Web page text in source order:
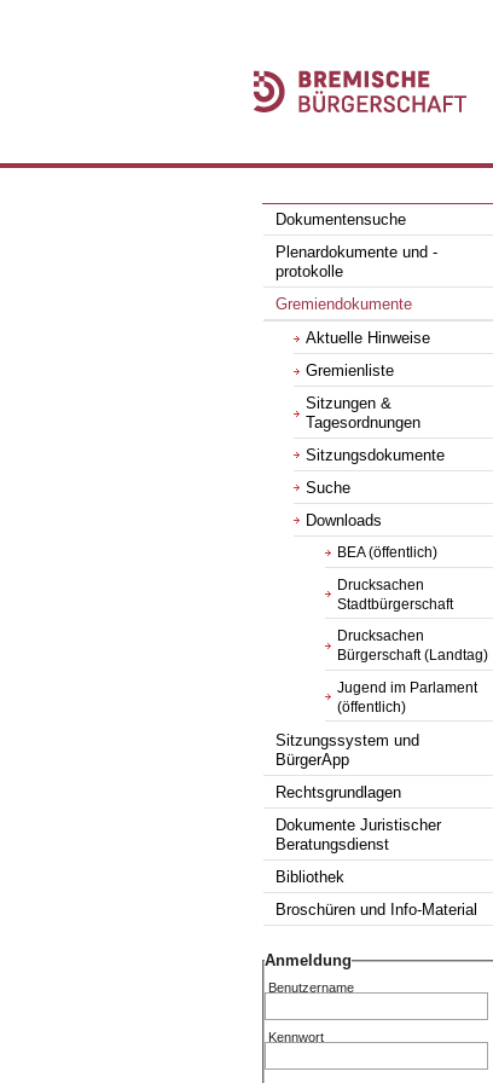
Dokumentensuche
Plenardokumente und -
protokolle
Gremiendokumente
Aktuelle Hinweise
Gremienliste
Sitzungen &
Tagesordnungen
Sitzungsdokumente
Suche
Downloads
BEA (öffentlich)
Drucksachen
Stadtbürgerschaft
Drucksachen
Bürgerschaft (Landtag)
Jugend im Parlament
(öffentlich)
Sitzungssystem und
BürgerApp
Rechtsgrundlagen
Dokumente Juristischer
Beratungsdienst
Bibliothek
Broschüren und Info-Material
Anmeldung
Benutzername
Kennwort